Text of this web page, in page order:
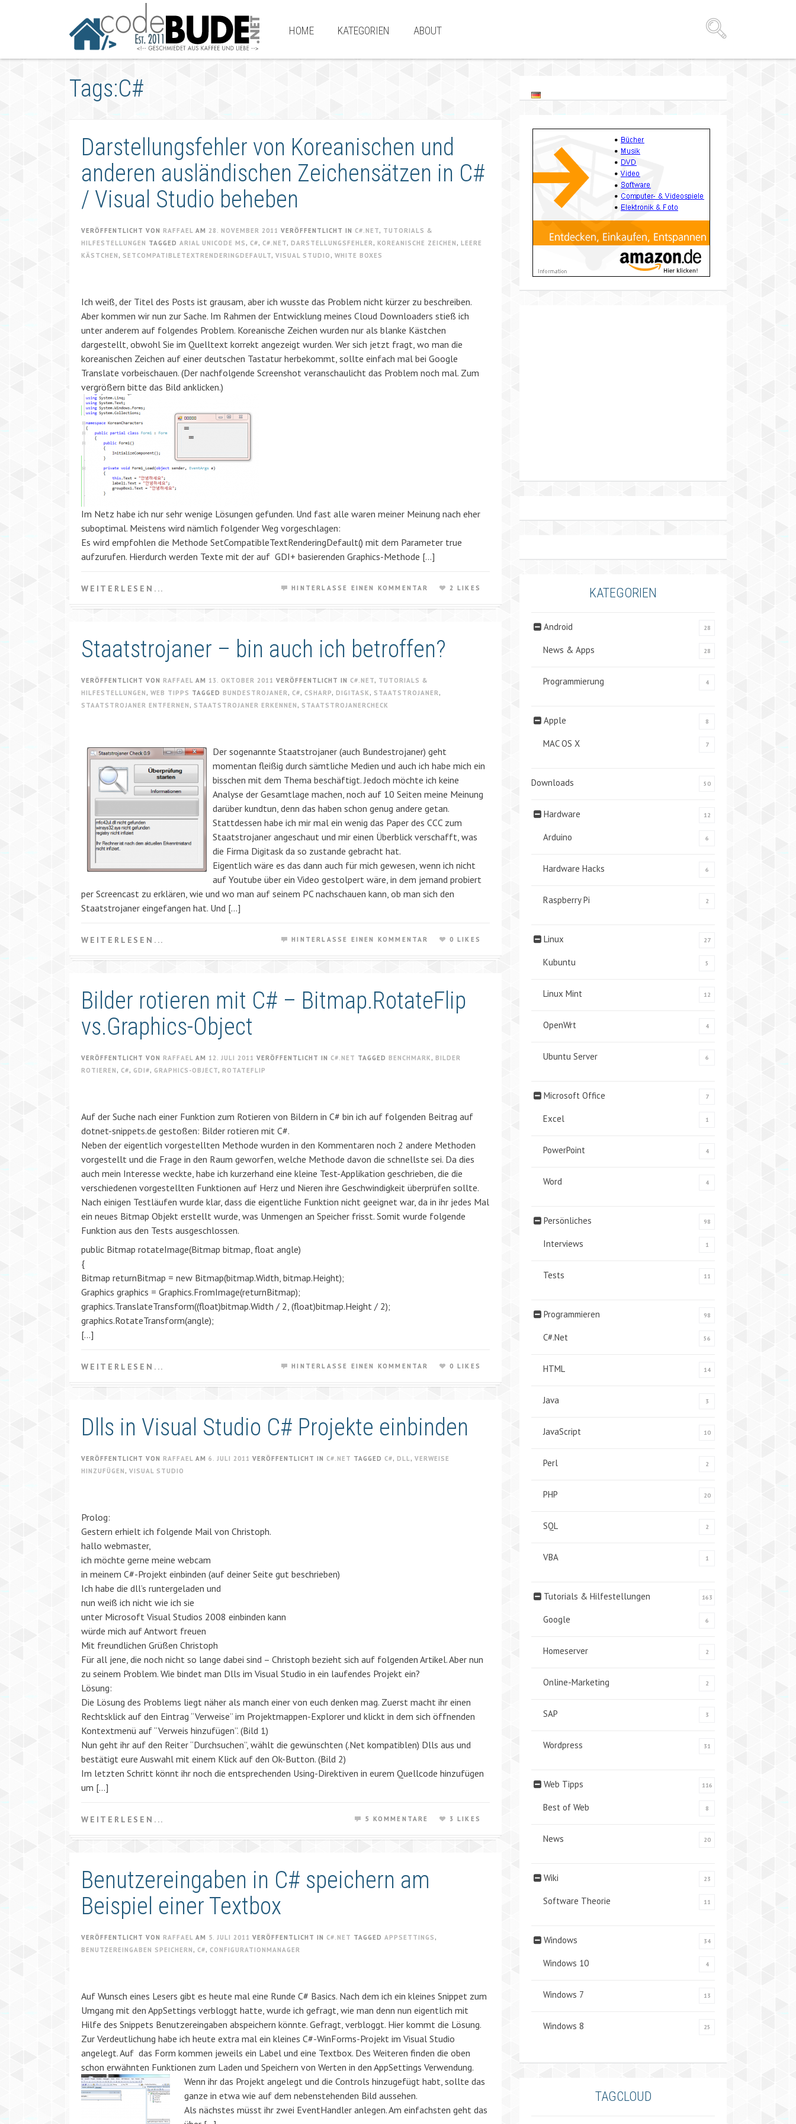
HOME KATEGORIEN ABOUT
Tags:C#
Darstellungsfehler von Koreanischen und
anderen ausländischen Zeichensätzen in C#
/ Visual Studio beheben
VERÖFFENTLICHT VON RAFFAEL AM 28. NOVEMBER 2011 VERÖFFENTLICHT IN C#.NET, TUTORIALS &
HILFESTELLUNGEN TAGGED ARIAL UNICODE MS , C#, C#.NET, DARSTELLUNGSFEHLER, KOREANISCHE ZEICHEN , LEERE
KÄSTCHEN , SETCOMPATIBLETEXTRENDERINGDEFAULT, VISUAL STUDIO , WHITE BOXES
Ich weiß, der Titel des Posts ist grausam, aber ich wusste das Problem nicht kürzer zu beschreiben.
Aber kommen wir nun zur Sache. Im Rahmen der Entwicklung meines Cloud Downloaders stieß ich
unter anderem auf folgendes Problem. Koreanische Zeichen wurden nur als blanke Kästchen
dargestellt, obwohl Sie im Quelltext korrekt angezeigt wurden. Wer sich jetzt fragt, wo man die
koreanischen Zeichen auf einer deutschen Tastatur herbekommt, sollte einfach mal bei Google
Translate vorbeischauen. (Der nachfolgende Screenshot veranschaulicht das Problem noch mal. Zum
vergrößern bitte das Bild anklicken.)
Im Netz habe ich nur sehr wenige Lösungen gefunden. Und fast alle waren meiner Meinung nach eher
suboptimal. Meistens wird nämlich folgender Weg vorgeschlagen:
Es wird empfohlen die Methode SetCompatibleTextRenderingDefault() mit dem Parameter true
aufzurufen. Hierdurch werden Texte mit der auf GDI+ basierenden Graphics-Methode […]
WEITERLESEN... HINTERLASSE EINEN KOMMENTAR 2 LIKES
Staatstrojaner – bin auch ich betroffen?
VERÖFFENTLICHT VON RAFFAEL AM 13. OKTOBER 2011 VERÖFFENTLICHT IN C#.NET, TUTORIALS &
HILFESTELLUNGEN , WEB TIPPS TAGGED BUNDESTROJANER, C#, CSHARP, DIGITASK, STAATSTROJANER,
STAATSTROJANER ENTFERNEN , STAATSTROJANER ERKENNEN , STAATSTROJANERCHECK
Der sogenannte Staatstrojaner (auch Bundestrojaner) geht
momentan fleißig durch sämtliche Medien und auch ich habe mich ein
bisschen mit dem Thema beschäftigt. Jedoch möchte ich keine
Analyse der Gesamtlage machen, noch auf 10 Seiten meine Meinung
darüber kundtun, denn das haben schon genug andere getan.
Stattdessen habe ich mir mal ein wenig das Paper des CCC zum
Staatstrojaner angeschaut und mir einen Überblick verschafft, was
die Firma Digitask da so zustande gebracht hat.
Eigentlich wäre es das dann auch für mich gewesen, wenn ich nicht
auf Youtube über ein Video gestolpert wäre, in dem jemand probiert
per Screencast zu erklären, wie und wo man auf seinem PC nachschauen kann, ob man sich den
Staatstrojaner eingefangen hat. Und […]
WEITERLESEN... HINTERLASSE EINEN KOMMENTAR 0 LIKES
Bilder rotieren mit C# – Bitmap.RotateFlip
vs.Graphics-Object
VERÖFFENTLICHT VON RAFFAEL AM 12. JULI 2011 VERÖFFENTLICHT IN C#.NET TAGGED BENCHMARK, BILDER
ROTIEREN , C#, GDI#, GRAPHICS-OBJECT, ROTATEFLIP
Auf der Suche nach einer Funktion zum Rotieren von Bildern in C# bin ich auf folgenden Beitrag auf
dotnet-snippets.de gestoßen: Bilder rotieren mit C#.
Neben der eigentlich vorgestellten Methode wurden in den Kommentaren noch 2 andere Methoden
vorgestellt und die Frage in den Raum geworfen, welche Methode davon die schnellste sei. Da dies
auch mein Interesse weckte, habe ich kurzerhand eine kleine Test-Applikation geschrieben, die die
verschiedenen vorgestellten Funktionen auf Herz und Nieren ihre Geschwindigkeit überprüfen sollte.
Nach einigen Testläufen wurde klar, dass die eigentliche Funktion nicht geeignet war, da in ihr jedes Mal
ein neues Bitmap Objekt erstellt wurde, was Unmengen an Speicher frisst. Somit wurde folgende
Funktion aus den Tests ausgeschlossen.
public Bitmap rotateImage(Bitmap bitmap, float angle)
{
Bitmap returnBitmap = new Bitmap(bitmap.Width, bitmap.Height);
Graphics graphics = Graphics.FromImage(returnBitmap);
graphics.TranslateTransform((float)bitmap.Width / 2, (float)bitmap.Height / 2);
graphics.RotateTransform(angle);
[…]
WEITERLESEN... HINTERLASSE EINEN KOMMENTAR 0 LIKES
Dlls in Visual Studio C# Projekte einbinden
VERÖFFENTLICHT VON RAFFAEL AM 6. JULI 2011 VERÖFFENTLICHT IN C#.NET TAGGED C#, DLL, VERWEISE
HINZUFÜGEN , VISUAL STUDIO
Prolog:
Gestern erhielt ich folgende Mail von Christoph.
hallo webmaster,
ich möchte gerne meine webcam
in meinem C#-Projekt einbinden (auf deiner Seite gut beschrieben)
Ich habe die dll’s runtergeladen und
nun weiß ich nicht wie ich sie
unter Microsoft Visual Studios 2008 einbinden kann
würde mich auf Antwort freuen
Mit freundlichen Grüßen Christoph
Für all jene, die noch nicht so lange dabei sind – Christoph bezieht sich auf folgenden Artikel. Aber nun
zu seinem Problem. Wie bindet man Dlls im Visual Studio in ein laufendes Projekt ein?
Lösung:
Die Lösung des Problems liegt näher als manch einer von euch denken mag. Zuerst macht ihr einen
Rechtsklick auf den Eintrag “Verweise” im Projektmappen-Explorer und klickt in dem sich öffnenden
Kontextmenü auf “Verweis hinzufügen”. (Bild 1)
Nun geht ihr auf den Reiter “Durchsuchen”, wählt die gewünschten (.Net kompatiblen) Dlls aus und
bestätigt eure Auswahl mit einem Klick auf den Ok-Button. (Bild 2)
Im letzten Schritt könnt ihr noch die entsprechenden Using-Direktiven in eurem Quellcode hinzufügen
um […]
WEITERLESEN... 5 KOMMENTARE 3 LIKES
Benutzereingaben in C# speichern am
Beispiel einer Textbox
VERÖFFENTLICHT VON RAFFAEL AM 5. JULI 2011 VERÖFFENTLICHT IN C#.NET TAGGED APPSETTINGS ,
BENUTZEREINGABEN SPEICHERN , C#, CONFIGURATIONMANAGER
Auf Wunsch eines Lesers gibt es heute mal eine Runde C# Basics. Nach dem ich ein kleines Snippet zum
Umgang mit den AppSettings verbloggt hatte, wurde ich gefragt, wie man denn nun eigentlich mit
Hilfe des Snippets Benutzereingaben abspeichern könnte. Gefragt, verbloggt. Hier kommt die Lösung.
Zur Verdeutlichung habe ich heute extra mal ein kleines C#-WinForms-Projekt im Visual Studio
angelegt. Auf das Form kommen jeweils ein Label und eine Textbox. Des Weiteren finden die oben
schon erwähnten Funktionen zum Laden und Speichern von Werten in den AppSettings Verwendung.
Wenn ihr das Projekt angelegt und die Controls hinzugefügt habt, sollte das
ganze in etwa wie auf dem nebenstehenden Bild aussehen.
Als nächstes müsst ihr zwei EventHandler anlegen. Am einfachsten geht das
KATEGORIEN
Android 28
News & Apps 28
Programmierung 4
Apple 8
MAC OS X 7
Downloads 50
Hardware 12
Arduino 6
Hardware Hacks 6
Raspberry Pi 2
Linux 27
Kubuntu 5
Linux Mint 12
OpenWrt 4
Ubuntu Server 6
Microsoft Office 7
Excel 1
PowerPoint 4
Word 4
Persönliches 98
Interviews 1
Tests 11
Programmieren 98
C#.Net 56
HTML 14
Java 3
JavaScript 10
Perl 2
PHP 20
SQL 2
VBA 1
Tutorials & Hilfestellungen 163
Google 6
Homeserver 2
Online-Marketing 2
SAP 3
Wordpress 31
Web Tipps 116
Best of Web 8
News 20
Wiki 23
Software Theorie 11
Windows 34
Windows 10 4
Windows 7 13
Windows 8 25
TAGCLOUD